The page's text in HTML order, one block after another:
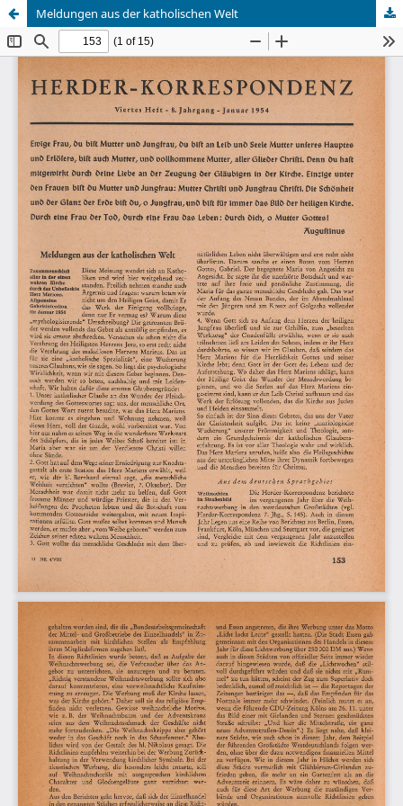
Meldungen aus der katholischen Welt